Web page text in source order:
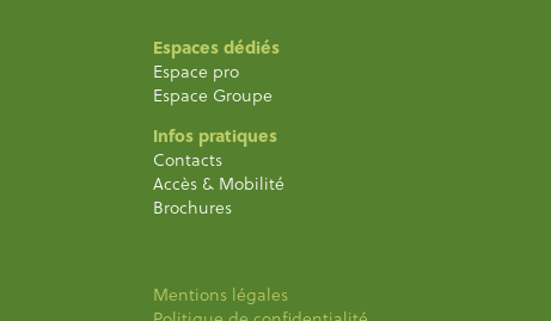
Espaces dédiés
Espace pro
Espace Groupe
Infos pratiques
Contacts
Accès & Mobilité
Brochures
Mentions légales